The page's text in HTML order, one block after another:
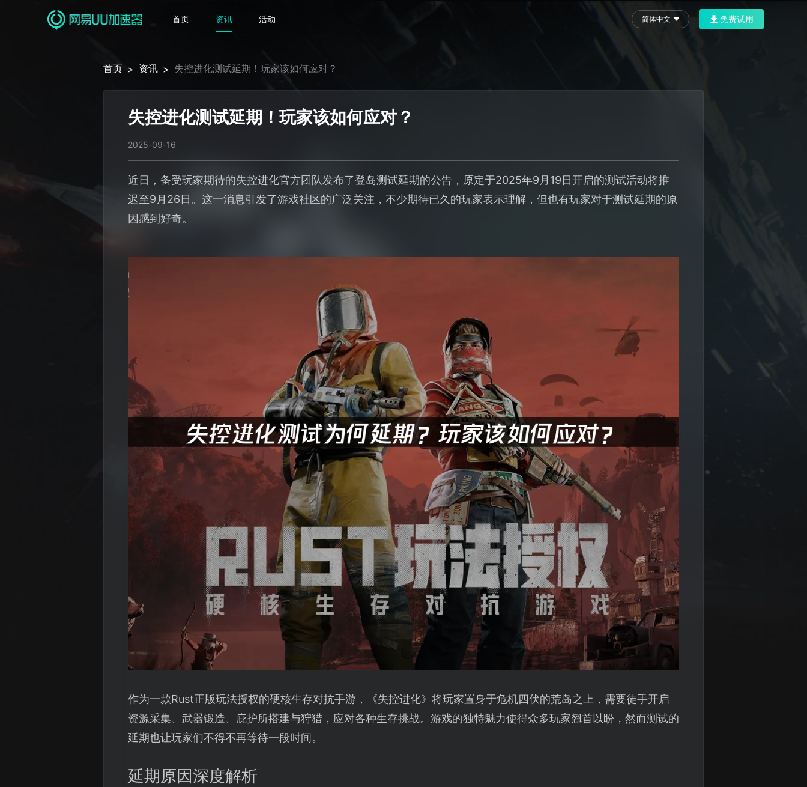
首页 资讯 活动 简体中文 免费试用
首页 > 资讯 > 失控进化测试延期！玩家该如何应对？
失控进化测试延期！玩家该如何应对？
2025-09-16
近日，备受玩家期待的失控进化官方团队发布了登岛测试延期的公告，原定于2025年9月19日开启的测试活动将推
迟至9月26日。这一消息引发了游戏社区的广泛关注，不少期待已久的玩家表示理解，但也有玩家对于测试延期的原
因感到好奇。
作为一款Rust正版玩法授权的硬核生存对抗手游，《失控进化》将玩家置身于危机四伏的荒岛之上，需要徒手开启
资源采集、武器锻造、庇护所搭建与狩猎，应对各种生存挑战。游戏的独特魅力使得众多玩家翘首以盼，然而测试的
延期也让玩家们不得不再等待一段时间。
延期原因深度解析